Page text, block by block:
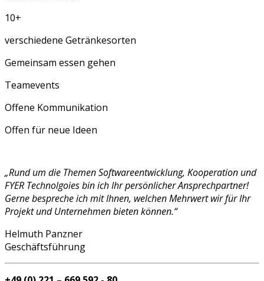
10+
verschiedene Getränkesorten
Gemeinsam essen gehen
Teamevents
Offene Kommunikation
Offen für neue Ideen
„Rund um die Themen Softwareentwicklung, Kooperation und
FYER Technolgoies bin ich Ihr persönlicher Ansprechpartner!
Gerne bespreche ich mit Ihnen, welchen Mehrwert wir für Ihr
Projekt und Unternehmen bieten können.“
Helmuth Panzner
Geschäftsführung